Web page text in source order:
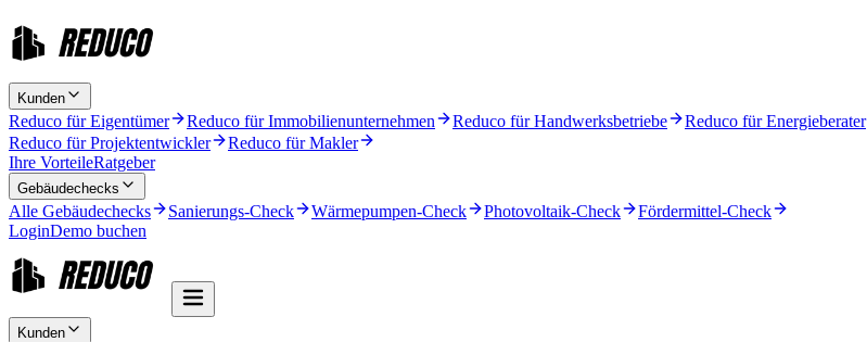
Kunden
Reduco für Eigentümer Reduco für Immobilienunternehmen Reduco für Handwerksbetriebe Reduco für Energieberater
Reduco für Projektentwickler
Reduco für Makler
Ihre VorteileRatgeber
Gebäudechecks
Alle Gebäudechecks Sanierungs-Check Wärmepumpen-Check Photovoltaik-Check
Fördermittel-Check
LoginDemo buchen
Kunden